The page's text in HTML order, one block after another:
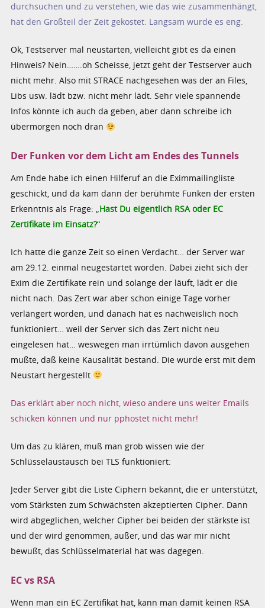
durchsuchen und zu verstehen, wie das wie zusammenhängt,
hat den Großteil der Zeit gekostet. Langsam wurde es eng.
Ok, Testserver mal neustarten, vielleicht gibt es da einen
Hinweis? Nein…….oh Scheisse, jetzt geht der Testserver auch
nicht mehr. Also mit STRACE nachgesehen was der an Files,
Libs usw. lädt bzw. nicht mehr lädt. Sehr viele spannende
Infos könnte ich auch da geben, aber dann schreibe ich
übermorgen noch dran
Der Funken vor dem Licht am Endes des Tunnels
Am Ende habe ich einen Hilferuf an die Eximmailingliste
geschickt, und da kam dann der berühmte Funken der ersten
Erkenntnis als Frage: „Hast Du eigentlich RSA oder EC
Zertifikate im Einsatz?“
Ich hatte die ganze Zeit so einen Verdacht… der Server war
am 29.12. einmal neugestartet worden. Dabei zieht sich der
Exim die Zertifikate rein und solange der läuft, lädt er die
nicht nach. Das Zert war aber schon einige Tage vorher
verlängert worden, und danach hat es nachweislich noch
funktioniert… weil der Server sich das Zert nicht neu
eingelesen hat… weswegen man irrtümlich davon ausgehen
mußte, daß keine Kausalität bestand. Die wurde erst mit dem
Neustart hergestellt
Das erklärt aber noch nicht, wieso andere uns weiter Emails
schicken können und nur pphostet nicht mehr!
Um das zu klären, muß man grob wissen wie der
Schlüsselaustausch bei TLS funktioniert:
Jeder Server gibt die Liste Ciphern bekannt, die er unterstützt,
vom Stärksten zum Schwächsten akzeptierten Cipher. Dann
wird abgeglichen, welcher Cipher bei beiden der stärkste ist
und der wird genommen, außer, und das war mir nicht
bewußt, das Schlüsselmaterial hat was dagegen.
EC vs RSA
Wenn man ein EC Zertifikat hat, kann man damit keinen RSA